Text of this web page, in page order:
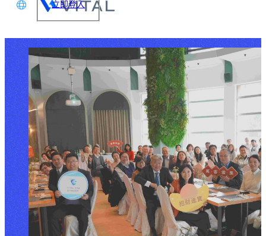
語
中文
立即登入